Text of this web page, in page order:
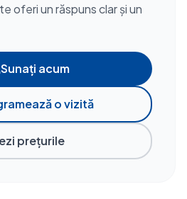
oferi un răspuns clar și un
Sunați acum
o vizită
prețurile